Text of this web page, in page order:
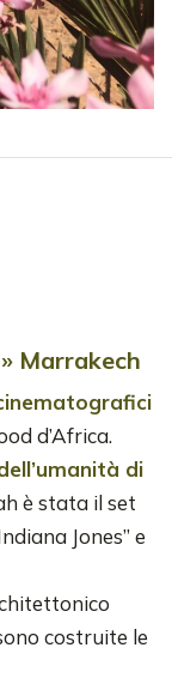
Marrakech
d’Africa.
di
è stata il set
Jones” e
costruite le